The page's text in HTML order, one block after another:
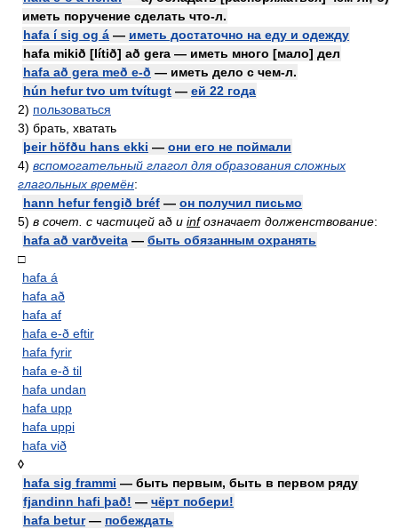
иметь поручение сделать что-л.
hafa í sig og á — иметь достаточно на еду и одежду
hafa mikið [lítið] að gera — иметь много [мало] дел
hafa að gera með e-ð — иметь дело с чем-л.
hún hefur tvo um tvítugt — ей 22 года
2) пользоваться
3) брать, хватать
þeir höfðu hans ekki — они его не поймали
4) вспомогательный глагол для образования сложных
глагольных времён:
hann hefur fengið bréf — он получил письмо
5) в сочет. с частицей að и infозначает долженствование:
hafa að varðveita — быть обязанным охранять
□
hafa á
hafa að
hafa af
hafa e-ð eftir
hafa fyrir
hafa e-ð til
hafa undan
hafa upp
hafa uppi
hafa við
◊
hafa sig frammi — быть первым, быть в первом ряду
fjandinn hafi það! — чёрт побери!
hafa betur— побеждать